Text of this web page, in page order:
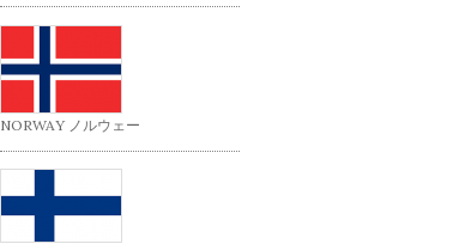
NORWAY ノルウェー